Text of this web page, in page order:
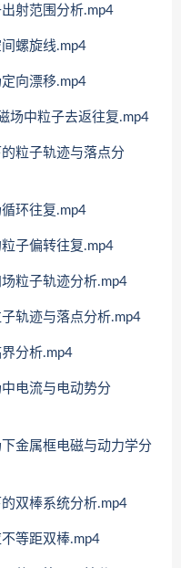
射范围分析.mp4
螺旋线.mp4
向漂移.mp4
中粒子去返往复.mp4
粒子轨迹与落点分
环往复.mp4
子偏转往复.mp4
粒子轨迹分析.mp4
轨迹与落点分析.mp4
分析.mp4
电流与电动势分
属框电磁与动力学分
双棒系统分析.mp4
等距双棒.mp4